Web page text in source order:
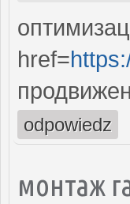
href=
odpowiedz
монтаж